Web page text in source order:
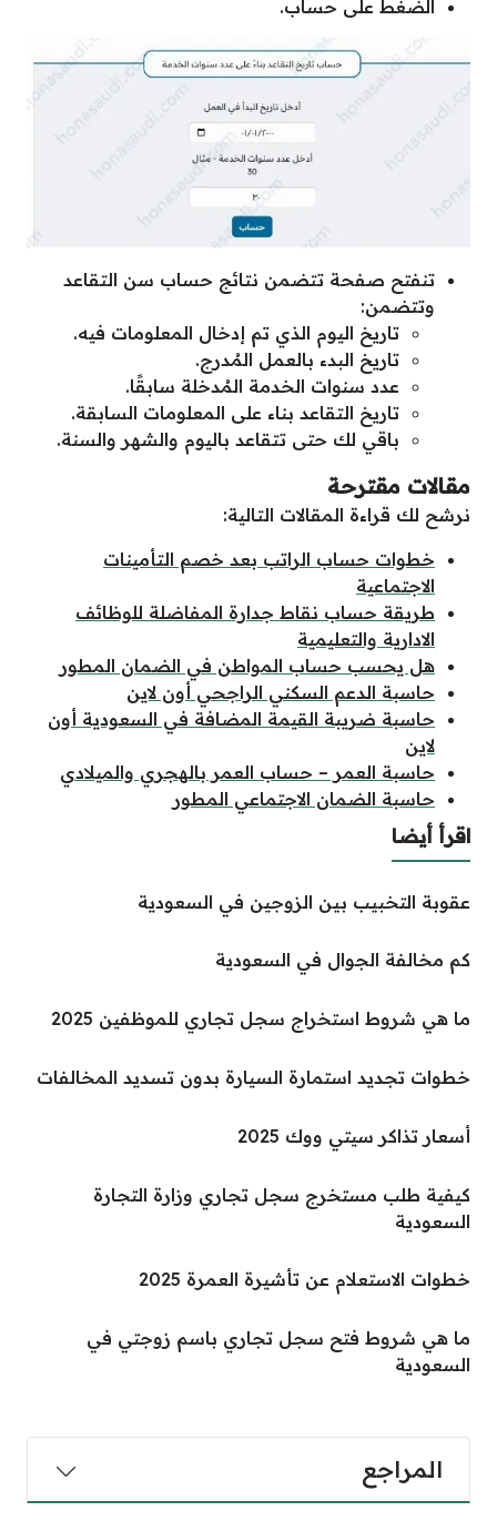
الضغط على حساب.
تنفتح صفحة تتضمن نتائج حساب سن التقاعد
وتتضمن:
تاريخ اليوم الذي تم إدخال المعلومات فيه.
تاريخ البدء بالعمل المُدرج.
عدد سنوات الخدمة المُدخلة سابقًا.
تاريخ التقاعد بناء على المعلومات السابقة.
باقي لك حتى تتقاعد باليوم والشهر والسنة.
مقالات مقترحة
نرشح لك قراءة المقالات التالية:
خطوات حساب الراتب بعد خصم التأمينات
الاجتماعية
طريقة حساب نقاط جدارة المفاضلة للوظائف
الادارية والتعليمية
هل يحسب حساب المواطن في الضمان المطور
حاسبة الدعم السكني الراجحي أون لاين
حاسبة ضريبة القيمة المضافة في السعودية أون
لاين
حاسبة العمر – حساب العمر بالهجري والميلادي
حاسبة الضمان الاجتماعي المطور
اقرأ أيضا
عقوبة التخبيب بين الزوجين في السعودية
كم مخالفة الجوال في السعودية
ما هي شروط استخراج سجل تجاري للموظفين 2025
خطوات تجديد استمارة السيارة بدون تسديد المخالفات
أسعار تذاكر سيتي ووك 2025
كيفية طلب مستخرج سجل تجاري وزارة التجارة
السعودية
خطوات الاستعلام عن تأشيرة العمرة 2025
ما هي شروط فتح سجل تجاري باسم زوجتي في
السعودية
المراجع